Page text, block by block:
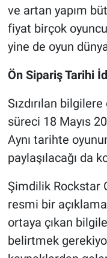
ve artan yapım
fiyat birçok
yine de oyun
Ön Sipariş Tarihi
Sızdırılan
süreci 18 Mayıs
Aynı tarihte
paylaşılacağı da
Şimdilik Rockstar
resmi bir
ortaya çıkan
belirtmek